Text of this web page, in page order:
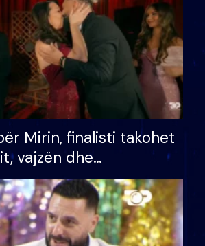
Mirin, finalisti takohet
vajzën dhe
S’kemi ndonjë letër